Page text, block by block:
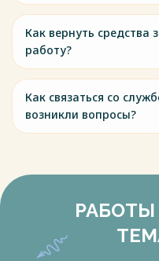
Как вернуть средства
работу?
Как связаться со
возникли вопросы?